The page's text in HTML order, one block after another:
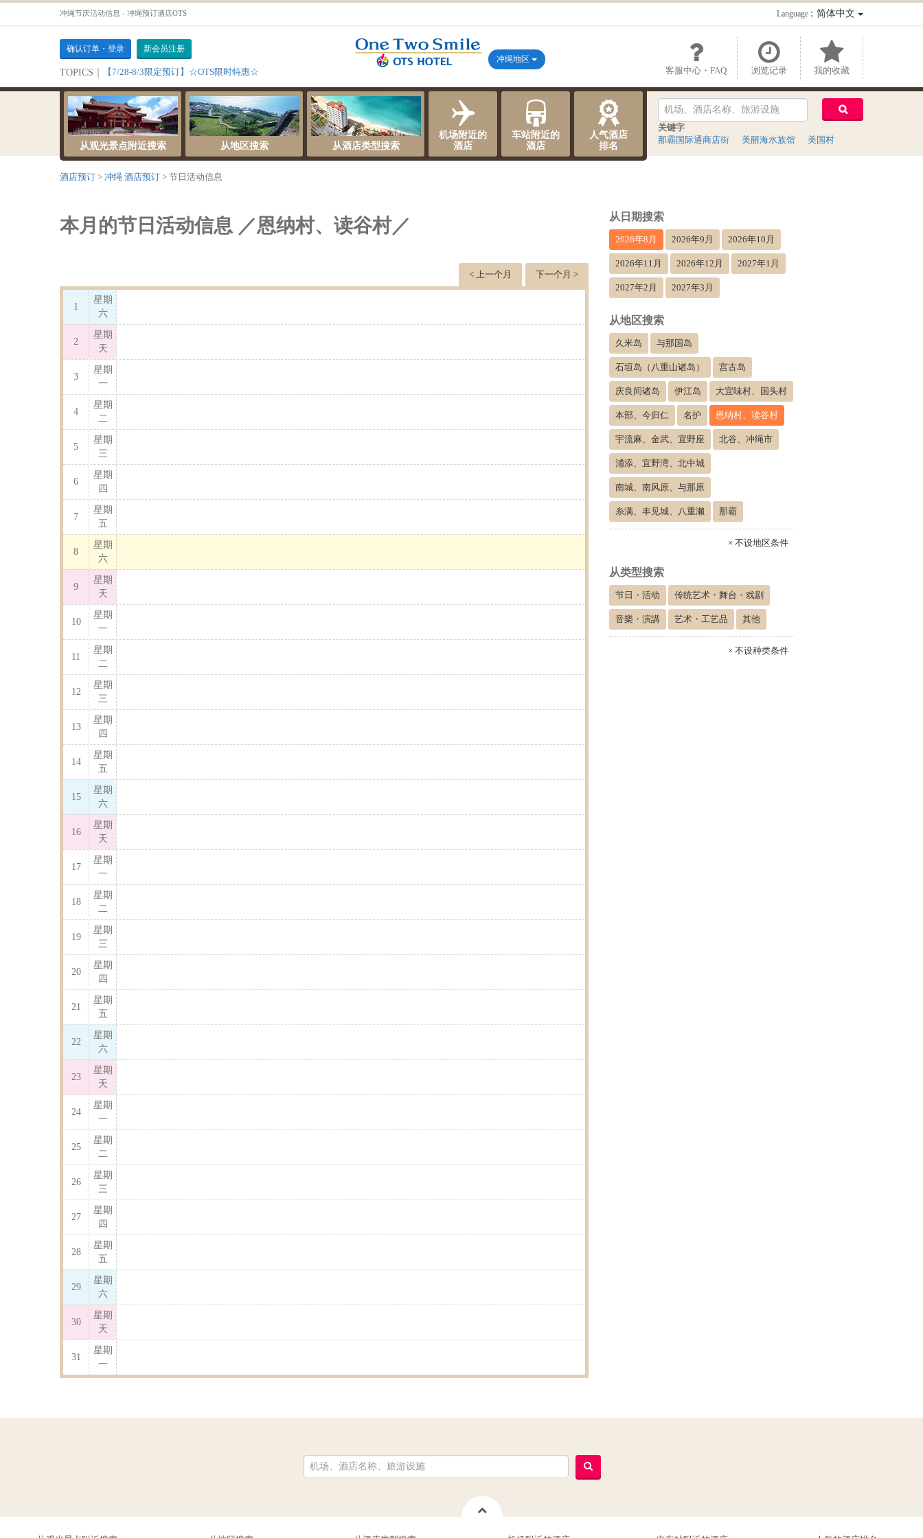
冲绳节庆活动信息 - 冲绳预订酒店OTS Language：简体中文
确认订单・登录 新会员注册
TOPICS｜ 【7/28-8/3限定预订】☆OTS限时特惠☆ 客服中心・FAQ 浏览记录 我的收藏
冲绳地区
从观光景点附近搜索 从地区搜索 从酒店类型搜索
机场附近的
酒店
车站附近的
酒店
人气酒店
排名
关键字
那霸国际通商店街
美丽海水族馆 美国村
酒店预订 冲绳 酒店预订 节日活动信息
本月的节日活动信息 ／恩纳村、读谷村／
下一个月 >
< 上一个月
1
星期
六
2
星期
天
3
星期
一
4
星期
二
5
星期
三
6
星期
四
7
星期
五
8
星期
六
9
星期
天
10
星期
一
11
星期
二
12
星期
三
13
星期
四
14
星期
五
15
星期
六
16
星期
天
17
星期
一
18
星期
二
19
星期
三
20
星期
四
21
星期
五
22
星期
六
23
星期
天
24
星期
一
25
星期
二
26
星期
三
27
星期
四
28
星期
五
29
星期
六
30
星期
天
31
星期
一
从日期搜索
2026年8月 2026年9月 2026年10月
2026年11月 2026年12月 2027年1月
2027年2月 2027年3月
从地区搜索
久米岛 与那国岛
石垣岛（八重山诸岛） 宫古岛
庆良间诸岛 伊江岛 大宜味村、国头村
本部、今归仁 名护 恩纳村、读谷村
宇流麻、金武、宜野座 北谷、冲绳市
浦添、宜野湾、北中城
南城、南风原、与那原
糸满、丰见城、八重濑 那霸
× 不设地区条件
从类型搜索
节日・活动 传统艺术・舞台・戏剧
音樂・演講 艺术・工艺品 其他
× 不设种类条件